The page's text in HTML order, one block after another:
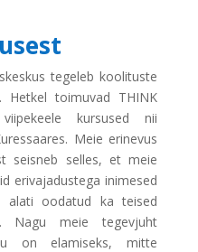
tegeleb koolituste
Hetkel toimuvad THINK
kursused nii
Meie erinevus
seisneb selles, et meie
erivajadustega inimesed
alati oodatud ka teised
Nagu meie tegevjuht
on elamiseks, mitte